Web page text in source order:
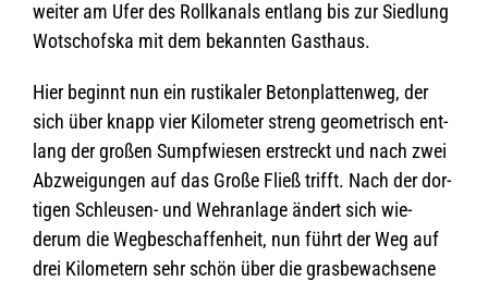
wei­ter am Ufer des Roll­ka­nals ent­lang bis zur Sied­lung
Wot­schofska mit dem bekann­ten Gasthaus.
Hier beginnt nun ein rus­ti­ka­ler Beton­plat­ten­weg, der
sich über knapp vier Kilo­me­ter streng geo­me­trisch ent­
lang der gro­ßen Sumpf­wie­sen erstreckt und nach zwei
Abzwei­gun­gen auf das Große Fließ trifft. Nach der dor­
ti­gen Schleu­sen- und Wehr­an­lage ändert sich wie­
derum die Weg­be­schaf­fen­heit, nun führt der Weg auf
drei Kilo­me­tern sehr schön über die grasbe­wach­sene